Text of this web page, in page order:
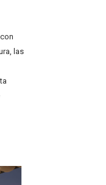
las